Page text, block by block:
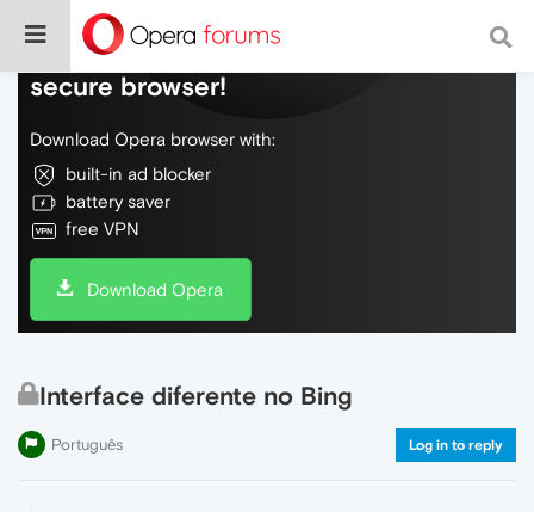
Do more on the web, with a fast and
secure browser!
Download Opera browser with:
built-in ad blocker
battery saver
free VPN
Download Opera
Interface diferente no Bing
Português Log in to reply